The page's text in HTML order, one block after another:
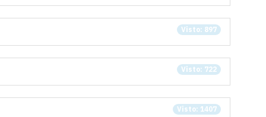
Visto: 897
Visto: 722
Visto: 1407